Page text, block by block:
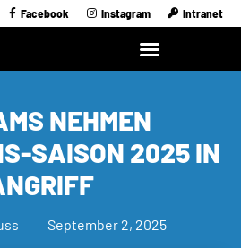
Facebook Instagram Intranet
NEHMEN
SAISON 2025 IN
September 2, 2025